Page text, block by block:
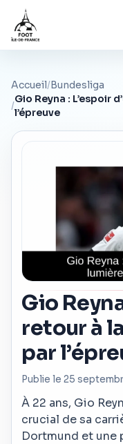
Accueil/Bundesliga
/
Gio Reyna : L’espoir
l’épreuve
Gio
retour à
par
Publie le 25
À 22 ans, Gio
crucial de sa
Dortmund et une